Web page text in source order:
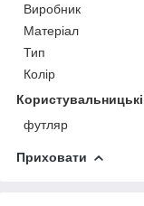
Виробник
Матеріал
Тип
Колір
футляр
Приховати